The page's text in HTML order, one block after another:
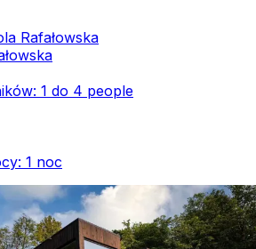
Rafałowska
1 do 4 people
: 1 noc